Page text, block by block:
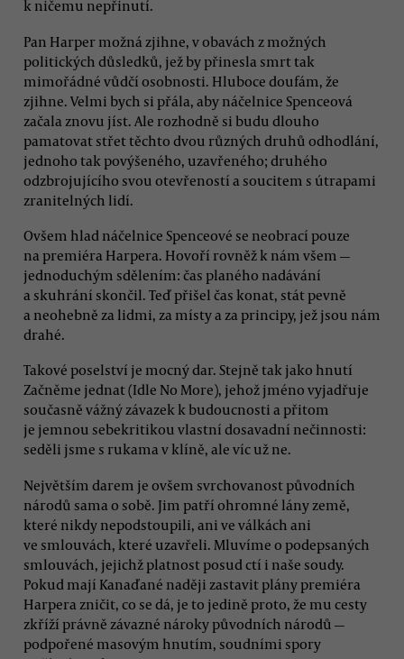
k ničemu nepřinutí.
Pan Harper možná zjihne, v obavách z možných
politických důsledků, jež by přinesla smrt tak
mimořádné vůdčí osobnosti. Hluboce doufám, že
zjihne. Velmi bych si přála, aby náčelnice Spenceová
začala znovu jíst. Ale rozhodně si budu dlouho
pamatovat střet těchto dvou různých druhů odhodlání,
jednoho tak povýšeného, uzavřeného; druhého
odzbrojujícího svou otevřeností a soucitem s útrapami
zranitelných lidí.
Ovšem hlad náčelnice Spenceové se neobrací pouze
na premiéra Harpera. Hovoří rovněž k nám všem —
jednoduchým sdělením: čas planého nadávání
a skuhrání skončil. Teď přišel čas konat, stát pevně
a neohebně za lidmi, za místy a za principy, jež jsou nám
drahé.
Takové poselství je mocný dar. Stejně tak jako hnutí
Začněme jednat (Idle No More), jehož jméno vyjadřuje
současně vážný závazek k budoucnosti a přitom
je jemnou sebekritikou vlastní dosavadní nečinnosti:
seděli jsme s rukama v klíně, ale víc už ne.
Největším darem je ovšem svrchovanost původních
národů sama o sobě. Jim patří ohromné lány země,
které nikdy nepodstoupili, ani ve válkách ani
ve smlouvách, které uzavřeli. Mluvíme o podepsaných
smlouvách, jejichž platnost posud ctí i naše soudy.
Pokud mají Kanaďané naději zastavit plány premiéra
Harpera zničit, co se dá, je to jedině proto, že mu cesty
zkříží právně závazné nároky původních národů —
podpořené masovým hnutím, soudními spory